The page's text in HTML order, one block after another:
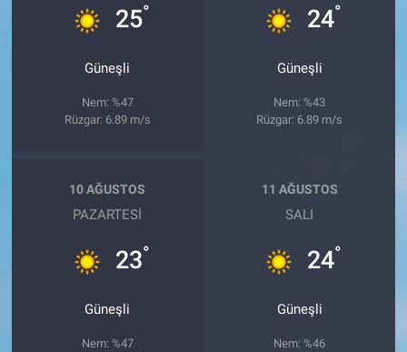
25°
Güneşli
Nem: %47
Rüzgar: 6.89 m/s
24°
Güneşli
Nem: %43
Rüzgar: 6.89 m/s
10 AĞUSTOS
PAZARTESI
23°
Güneşli
Nem: %47
11 AĞUSTOS
SALI
24°
Güneşli
Nem: %46